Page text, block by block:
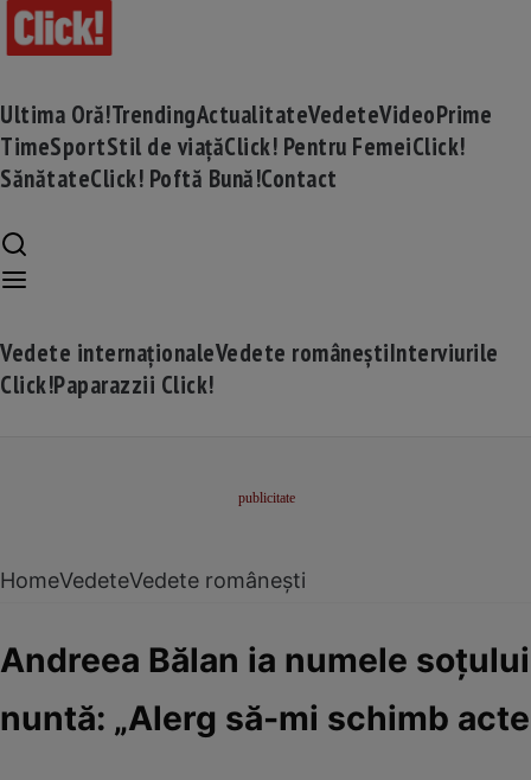
Ultima Oră!TrendingActualitateVedeteVideoPrime
TimeSportStil de viațăClick! Pentru FemeiClick!
SănătateClick! Poftă Bună!Contact
Vedete internaționaleVedete româneștiInterviurile
Click!Paparazzii Click!
HomeVedeteVedete românești
Andreea Bălan ia numele
nuntă: „Alerg să-mi schimb